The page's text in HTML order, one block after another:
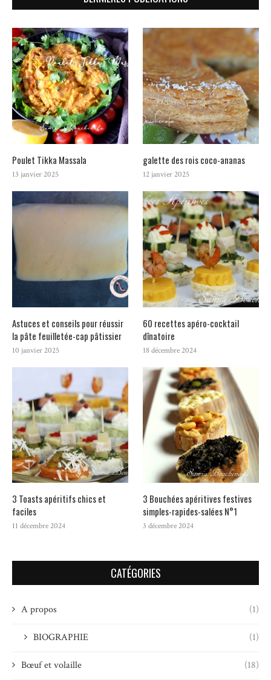
Poulet Tikka Massala
13 janvier 2025
galette des rois coco-ananas
12 janvier 2025
Astuces et conseils pour réussir
la pâte feuilletée-cap pâtissier
10 janvier 2025
60 recettes apéro-cocktail
dînatoire
18 décembre 2024
3 Toasts apéritifs chics et
faciles
11 décembre 2024
3 Bouchées apéritives festives
simples-rapides-salées N°1
3 décembre 2024
CATÉGORIES
A propos (1)
BIOGRAPHIE (1)
Bœuf et volaille (18)